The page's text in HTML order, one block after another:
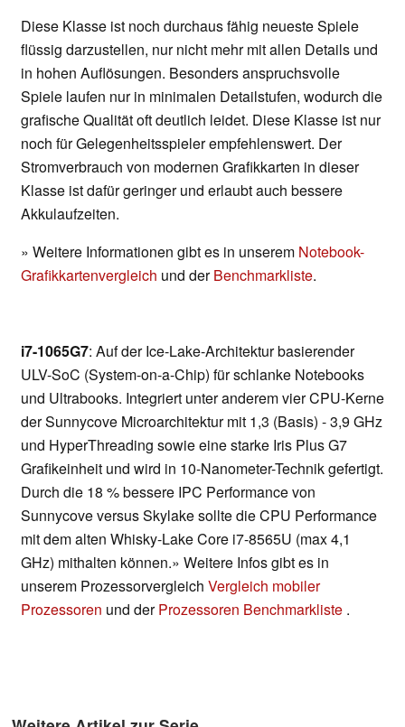
Diese Klasse ist noch durchaus fähig neueste Spiele
flüssig darzustellen, nur nicht mehr mit allen Details und
in hohen Auflösungen. Besonders anspruchsvolle
Spiele laufen nur in minimalen Detailstufen, wodurch die
grafische Qualität oft deutlich leidet. Diese Klasse ist nur
noch für Gelegenheitsspieler empfehlenswert. Der
Stromverbrauch von modernen Grafikkarten in dieser
Klasse ist dafür geringer und erlaubt auch bessere
Akkulaufzeiten.
» Weitere Informationen gibt es in unserem Notebook-
Grafikkartenvergleich und derBenchmarkliste.
i7-1065G7: Auf der Ice-Lake-Architektur basierender
ULV-SoC (System-on-a-Chip) für schlanke Notebooks
und Ultrabooks. Integriert unter anderem vier CPU-Kerne
der Sunnycove Microarchitektur mit 1,3 (Basis) - 3,9 GHz
und HyperThreading sowie eine starke Iris Plus G7
Grafikeinheit und wird in 10-Nanometer-Technik gefertigt.
Durch die 18 % bessere IPC Performance von
Sunnycove versus Skylake sollte die CPU Performance
mit dem alten Whisky-Lake Core i7-8565U (max 4,1
GHz) mithalten können.» Weitere Infos gibt es in
unserem Prozessorvergleich Vergleich mobiler
Prozessoren und derProzessoren Benchmarkliste .